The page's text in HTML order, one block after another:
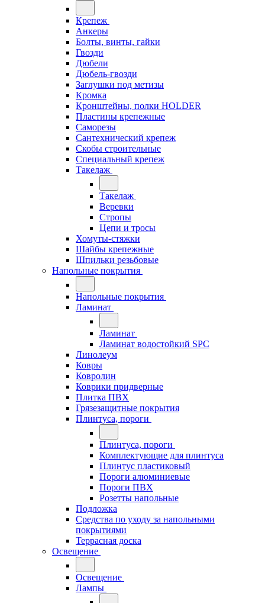
Крепеж
Анкеры
Болты, винты, гайки
Гвозди
Дюбели
Дюбель-гвозди
Заглушки под метизы
Кромка
Кронштейны, полки НОLDER
Пластины крепежные
Саморезы
Сантехнический крепеж
Скобы строительные
Специальный крепеж
Такелаж
Такелаж
Веревки
Стропы
Цепи и тросы
Хомуты-стяжки
Шайбы крепежные
Шпильки резьбовые
Напольные покрытия
Напольные покрытия
Ламинат
Ламинат
Ламинат водостойкий SPC
Линолеум
Ковры
Ковролин
Коврики придверные
Плитка ПВХ
Грязезащитные покрытия
Плинтуса, пороги
Плинтуса, пороги
Комплектующие для плинтуса
Плинтус пластиковый
Пороги алюминиевые
Пороги ПВХ
Розетты напольные
Подложка
Средства по уходу за напольными
покрытиями
Террасная доска
Освещение
Освещение
Лампы